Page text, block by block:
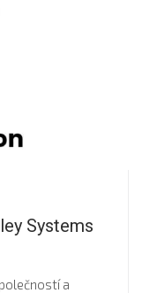
Systems
a